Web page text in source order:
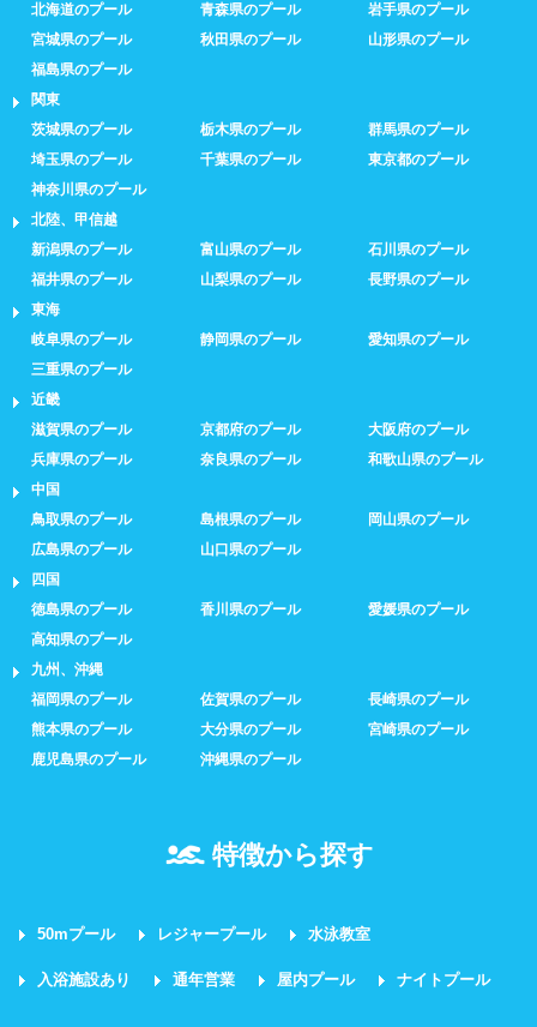
北海道のプール
青森県のプール
岩手県のプール
宮城県のプール
秋田県のプール
山形県のプール
福島県のプール
関東
茨城県のプール
栃木県のプール
群馬県のプール
埼玉県のプール
千葉県のプール
東京都のプール
神奈川県のプール
北陸、甲信越
新潟県のプール
富山県のプール
石川県のプール
福井県のプール
山梨県のプール
長野県のプール
東海
岐阜県のプール
静岡県のプール
愛知県のプール
三重県のプール
近畿
滋賀県のプール
京都府のプール
大阪府のプール
兵庫県のプール
奈良県のプール
和歌山県のプール
中国
鳥取県のプール
島根県のプール
岡山県のプール
広島県のプール
山口県のプール
四国
徳島県のプール
香川県のプール
愛媛県のプール
高知県のプール
九州、沖縄
福岡県のプール
佐賀県のプール
長崎県のプール
熊本県のプール
大分県のプール
宮崎県のプール
鹿児島県のプール
沖縄県のプール
特徴から探す
50mプール レジャープール 水泳教室
入浴施設あり 通年営業 屋内プール ナイトプール